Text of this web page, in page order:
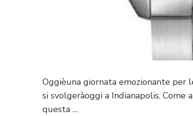
Oggièuna giornata emozionante per
si svolgeràoggi a Indianapolis.
questa …